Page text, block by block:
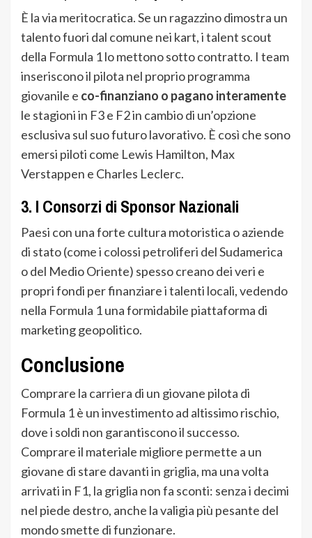
È la via meritocratica. Se un ragazzino dimostra un
talento fuori dal comune nei kart, i talent scout
della Formula 1 lo mettono sotto contratto. I team
inseriscono il pilota nel proprio programma
giovanile e co-finanziano o pagano interamente
le stagioni in F3 e F2 in cambio di un’opzione
esclusiva sul suo futuro lavorativo. È così che sono
emersi piloti come Lewis Hamilton, Max
Verstappen e Charles Leclerc.
3. I Consorzi di Sponsor Nazionali
Paesi con una forte cultura motoristica o aziende
di stato (come i colossi petroliferi del Sudamerica
o del Medio Oriente) spesso creano dei veri e
propri fondi per finanziare i talenti locali, vedendo
nella Formula 1 una formidabile piattaforma di
marketing geopolitico.
Conclusione
Comprare la carriera di un giovane pilota di
Formula 1 è un investimento ad altissimo rischio,
dove i soldi non garantiscono il successo.
Comprare il materiale migliore permette a un
giovane di stare davanti in griglia, ma una volta
arrivati in F1, la griglia non fa sconti: senza i decimi
nel piede destro, anche la valigia più pesante del
mondo smette di funzionare.